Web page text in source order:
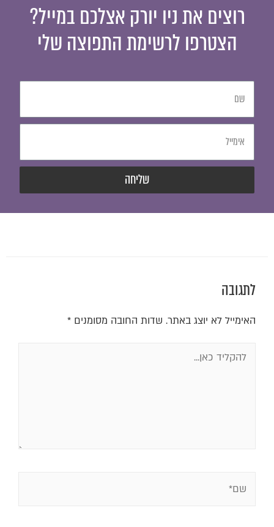
רוצים את ניו יורק אצלכם במייל?
הצטרפו לרשימת התפוצה שלי
שליחה
לתגובה
האימייל לא יוצג באתר. שדות החובה מסומנים *